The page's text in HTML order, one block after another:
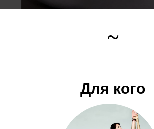
~
Для кого